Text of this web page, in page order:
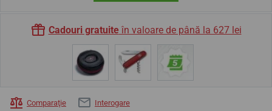
Cadouri gratuiteîn valoare de până la 627 lei
Comparaţie Interogare